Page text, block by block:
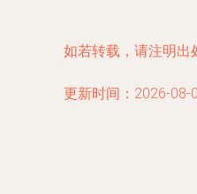
如若转载，请注明出
更新时间：2026-08-